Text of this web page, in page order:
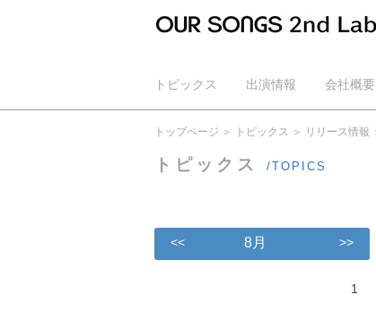
トピックス 出演情報 会社概要
公式YouTube
トップページ トピックス リリース情報
トピックス /TOPICS
<< 8月 >>
1